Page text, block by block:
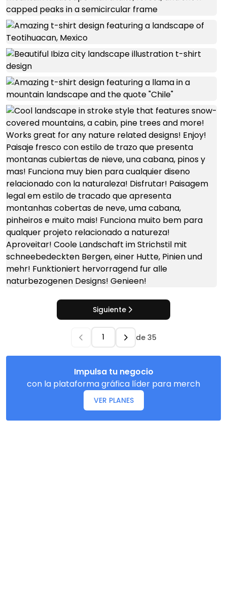
Siguiente
de 35
Impulsa tu negocio
con la plataforma gráfica líder para merch
VER PLANES